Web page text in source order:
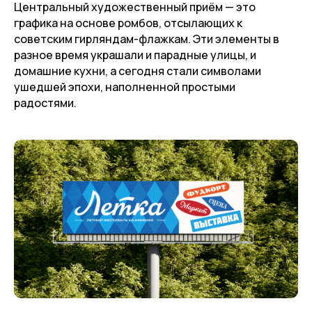
Центральный художественный приём — это
графика на основе ромбов, отсылающих к
советским гирляндам-флажкам. Эти элементы в
разное время украшали и парадные улицы, и
домашние кухни, а сегодня стали символами
ушедшей эпохи, наполненной простыми
радостями.